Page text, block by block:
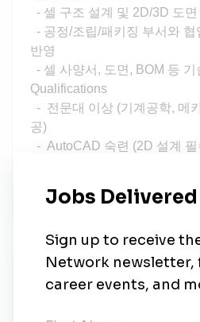
- 셀 구조 설계 및 2D/3D 도
- 공정/조립/패키징 부서와 협
반영
- 셀 사양서, 도면, BOM 등 기
Qualifications
- 전문대 이상 (기계공학, 메
공)
- AutoCAD 숙련 (2D 설계 필